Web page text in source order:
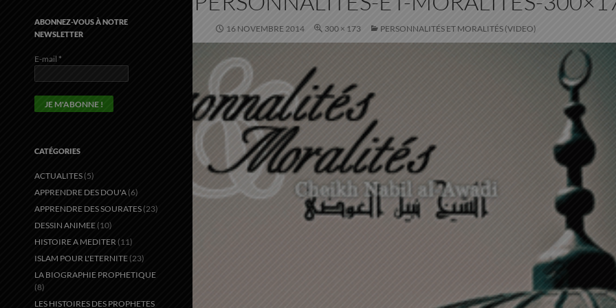
16 NOVEMBRE 2014 300 × 173 PERSONNALITÉS ET MORALITÉS (VIDEO)
ABONNEZ-VOUS À NOTRE
NEWSLETTER
E-mail *
CATÉGORIES
ACTUALITES (5)
APPRENDRE DES DOU'A (6)
APPRENDRE DES SOURATES (23)
DESSIN ANIMEE (10)
HISTOIRE A MEDITER (11)
ISLAM POUR L'ETERNITE (23)
LA BIOGRAPHIE PROPHETIQUE
(8)
LES HISTOIRES DES PROPHETES